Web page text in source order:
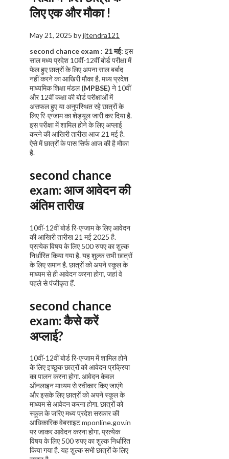
लिए एक और मौका !
May 21, 2025 byjitendra121
second chance exam : 21 मई: इस
साल मध्य प्रदेश 10वीं-12वीं बोर्ड परीक्षा में
फेल हुए छात्रों के लिए अपना साल बर्बाद
नहीं करने का आखिरी मौका है. मध्य प्रदेश
माध्यमिक शिक्षा मंडल(MPBSE) ने 10वीं
और 12वीं कक्षा की बोर्ड परीक्षाओं में
असफल हुए या अनुपस्थित रहे छात्रों के
लिए रि-एग्जाम का शेड्यूल जारी कर दिया है.
इस परीक्षा में शामिल होने के लिए अप्लाई
करने की आखिरी तारीख आज 21 मई है.
ऐसे में छात्रों के पास सिर्फ आज की है मौका
है.
second chance
exam: आज आवेदन की
अंतिम तारीख
10वीं-12वीं बोर्ड रि-एग्जाम के लिए आवेदन
की आखिरी तारीख 21 मई 2025 है.
प्रत्येक विषय के लिए 500 रुपए का शुल्क
निर्धारित किया गया है. यह शुल्क सभी छात्रों
के लिए समान है. छात्रों को अपने स्कूल के
माध्यम से ही आवेदन करना होगा, जहां वे
पहले से पंजीकृत हैं.
second chance
exam:कैसे करें
अप्लाई?
10वीं-12वीं बोर्ड रि-एग्जाम में शामिल होने
के लिए इच्छुक छात्रों को आवेदन प्रक्रिया
का पालन करना होगा. आवेदन केवल
ऑनलाइन माध्यम से स्वीकार किए जाएंगे
और इसके लिए छात्रों को अपने स्कूल के
माध्यम से आवेदन करना होगा. छात्रों को
स्कूल के जरिए मध्य प्रदेश सरकार की
आधिकारिक वेबसाइट mponline.gov.in
पर जाकर आवेदन करना होगा. प्रत्येक
विषय के लिए 500 रुपए का शुल्क निर्धारित
किया गया है. यह शुल्क सभी छात्रों के लिए